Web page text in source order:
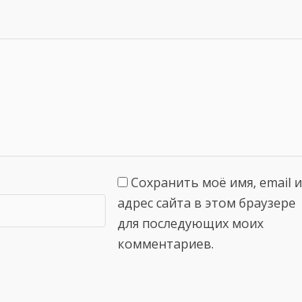
Сохранить моё имя, email и
адрес сайта в этом браузере
для последующих моих
комментариев.